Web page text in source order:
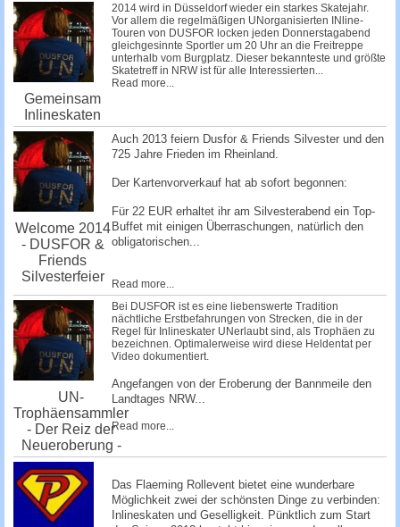
Gemeinsam
Inlineskaten
2014 wird in Düsseldorf wieder ein starkes Skatejahr.
Vor allem die regelmäßigen UNorganisierten INline-
Touren von DUSFOR locken jeden Donnerstagabend
gleichgesinnte Sportler um 20 Uhr an die Freitreppe
unterhalb vom Burgplatz. Dieser bekannteste und größte
Skatetreff in NRW ist für alle Interessierten...
Read more...
Welcome 2014
- DUSFOR &
Friends
Silvesterfeier
Auch 2013 feiern Dusfor & Friends Silvester und den
725 Jahre Frieden im Rheinland.
Der Kartenvorverkauf hat ab sofort begonnen:
Für 22 EUR erhaltet ihr am Silvesterabend ein Top-
Buffet mit einigen Überraschungen, natürlich den
obligatorischen...
Read more...
UN-
Trophäensammler
- Der Reiz der
Neueroberung -
Bei DUSFOR ist es eine liebenswerte Tradition
nächtliche Erstbefahrungen von Strecken, die in der
Regel für Inlineskater UNerlaubt sind, als Trophäen zu
bezeichnen. Optimalerweise wird diese Heldentat per
Video dokumentiert.
Angefangen von der Eroberung der Bannmeile den
Landtages NRW...
Read more...
Das Flaeming Rollevent bietet eine wunderbare
Möglichkeit zwei der schönsten Dinge zu verbinden:
Inlineskaten und Geselligkeit. Pünktlich zum Start